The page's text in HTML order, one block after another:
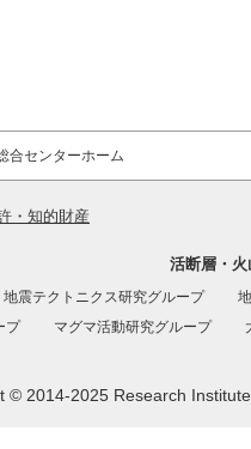
合センターホーム
・知的財産
活断層・
地震テクトニクス研究グループ
プ
マグマ活動研究グループ
© 2014-2025 Research